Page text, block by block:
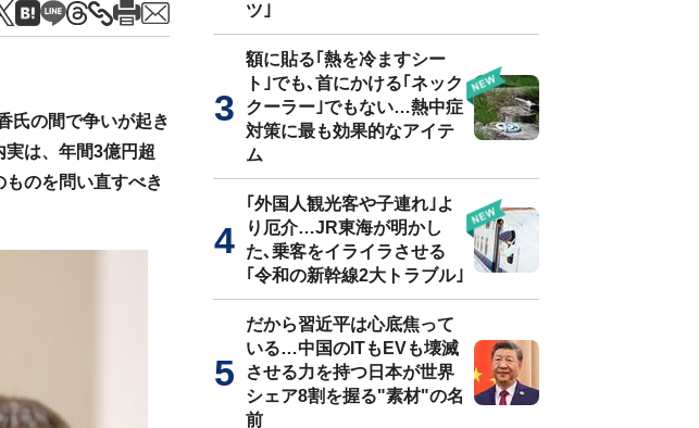
氏の間で争いが起き
は、年間3億円超
のを問い直すべき
ツ｣
額に貼る｢熱を冷ますシー
ト｣でも､首にかける｢ネック
クーラー｣でもない…熱中症
対策に最も効果的なアイテ
ム
｢外国人観光客や子連れ｣よ
り厄介…JR東海が明かし
た､乗客をイライラさせる
｢令和の新幹線2大トラブル｣
だから習近平は心底焦って
いる…中国のITもEVも壊滅
させる力を持つ日本が世界
シェア8割を握る"素材"の名
前